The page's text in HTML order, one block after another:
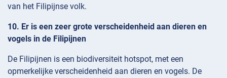
van het Filipijnse volk.
10. Er is een zeer grote verscheidenheid aan dieren en
vogels in de Filipijnen
De Filipijnen is een biodiversiteit hotspot, met een
opmerkelijke verscheidenheid aan dieren en vogels. De